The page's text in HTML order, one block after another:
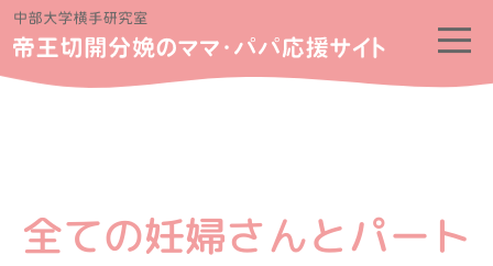
全ての妊婦さんとパート